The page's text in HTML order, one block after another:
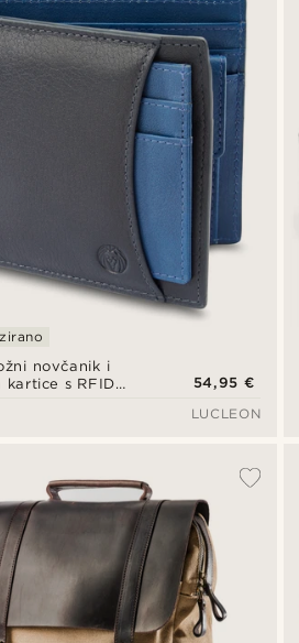
novčanik i
s RFID
plavoj
54,95 €
LUCLEON